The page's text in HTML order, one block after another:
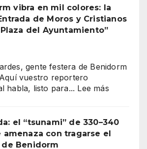
salarios
españoles
2025
Casa
de
vibra en mil colores: la
de Moros y Cristianos
del Ayuntamiento”
gente festera de Benidorm
vuestro reportero
habla, listo para... Lee más:
vibra
en
el “tsunami” de 330–340
con tragarse el
Benidorm